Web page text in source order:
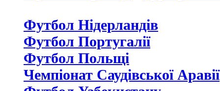
Футбол Нідерландiв
Футбол Португалії
Футбол Польщі
Чемпіонат Саудівської Аравії